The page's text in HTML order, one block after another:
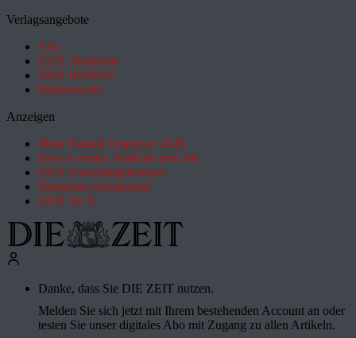
Verlagsangebote
Abo
ZEIT Akademie
ZEIT REISEN
Partnersuche
Anzeigen
Most Wanted Employer 2026
How it works: Studium und Job
ZEIT Forschungskosmos
Deutsches Schulportal
ZEIT für X
Danke, dass Sie DIE ZEIT nutzen.
Melden Sie sich jetzt mit Ihrem bestehenden Account an oder
testen Sie unser digitales Abo mit Zugang zu allen Artikeln.